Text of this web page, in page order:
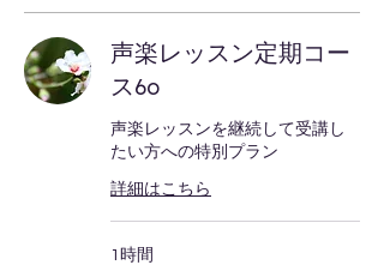
声楽レッスン定期コー
ス60
声楽レッスンを継続して受講し
たい方への特別プラン
詳細はこちら
1時間